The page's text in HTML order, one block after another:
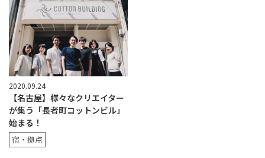
2020.09.24
【名古屋】様々なクリエイター
が集う「長者町コットンビル」
始まる！
宿・拠点